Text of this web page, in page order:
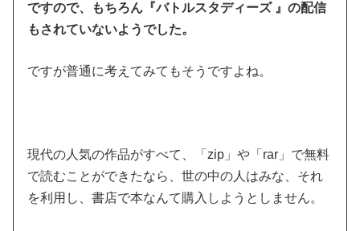
ですので、もちろん『バトルスタディーズ 』の配信
もされていないようでした。
ですが普通に考えてみてもそうですよね。
現代の人気の作品がすべて、「zip」や「rar」で無料
で読むことができたなら、世の中の人はみな、それ
を利用し、書店で本なんて購入しようとしません。